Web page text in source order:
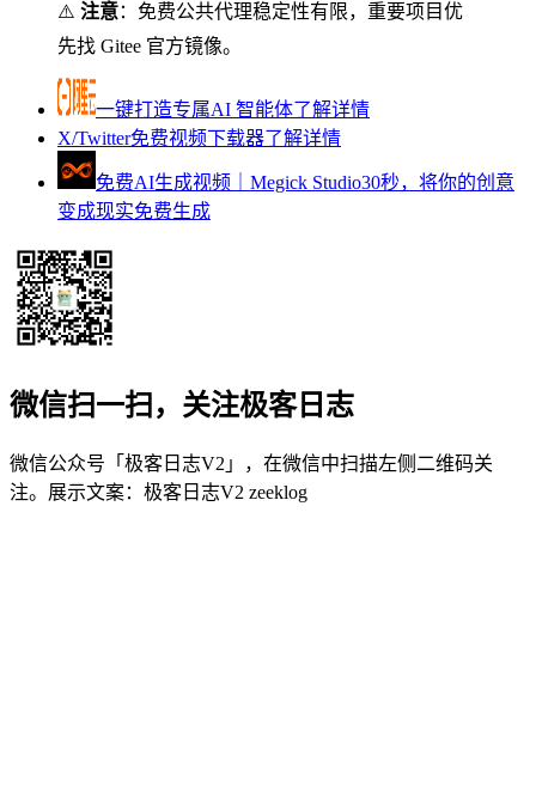
⚠️ 注意：免费公共代理稳定性有限，重要项目优
先找 Gitee 官方镜像。
一键打造专属AI 智能体了解详情
X/Twitter免费视频下载器了解详情
免费AI生成视频｜Megick Studio30秒，将你的创意
变成现实免费生成
微信扫一扫，关注极客日志
微信公众号「极客日志V2」，在微信中扫描左侧二维码关
注。展示文案： 极客日志V2 zeeklog